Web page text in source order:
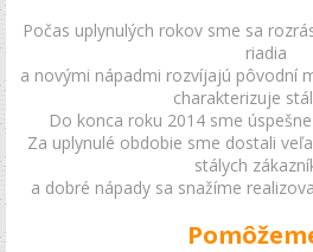
Počas uplynulých rokov sme sa
riadia
a novými nápadmi rozvíjajú pôvodní
charakterizuje
Do konca roku 2014 sme
Za uplynulé obdobie sme dostali
stálych
a dobré nápady sa snažíme